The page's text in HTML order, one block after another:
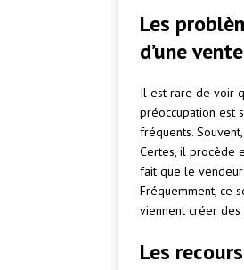
Les
d’une
Il est rare de voir
préoccupation est
fréquents.
Certes, il procède
fait que le
Fréquemment, ce
viennent créer
Les